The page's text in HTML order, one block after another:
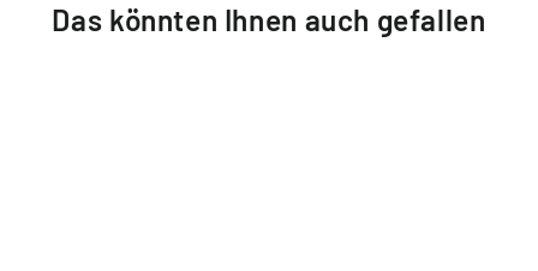
Das könnten Ihnen auch gefallen